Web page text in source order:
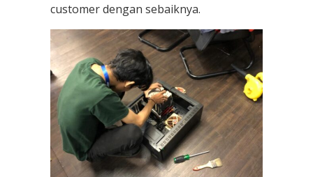
customer dengan sebaiknya.